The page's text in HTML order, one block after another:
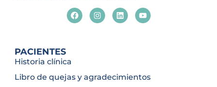
PACIENTES
Historia clínica
Libro de quejas y agradecimientos